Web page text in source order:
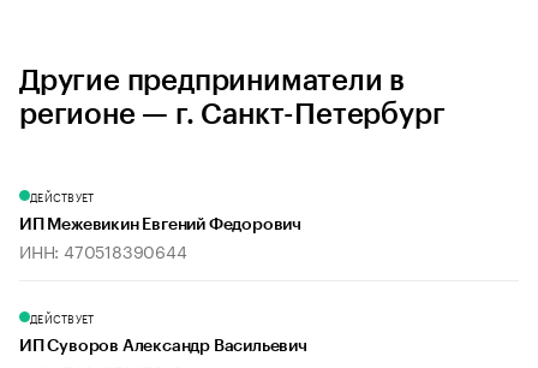
Другие предприниматели в
регионе — г. Санкт-Петербург
ДЕЙСТВУЕТ
ИП Межевикин Евгений Федорович
ИНН: 470518390644
ДЕЙСТВУЕТ
ИП Суворов Александр Васильевич